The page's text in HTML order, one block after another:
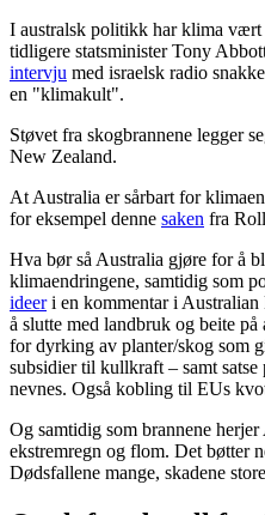
I australsk politikk har klima vært
tidligere statsminister Tony
intervju med israelsk radio
en "klimakult".
Støvet fra skogbrannene legger
New Zealand.
At Australia er sårbart for
for eksempel denne saken fra
Hva bør så Australia gjøre for å
klimaendringene, samtidig som
ideeri en kommentar i Australian
å slutte med landbruk og beite
for dyrking av planter/skog som
subsidier til kullkraft – samt
nevnes. Også kobling til EUs
Og samtidig som brannene
ekstremregn og flom. Det bøtter
Dødsfallene mange, skadene